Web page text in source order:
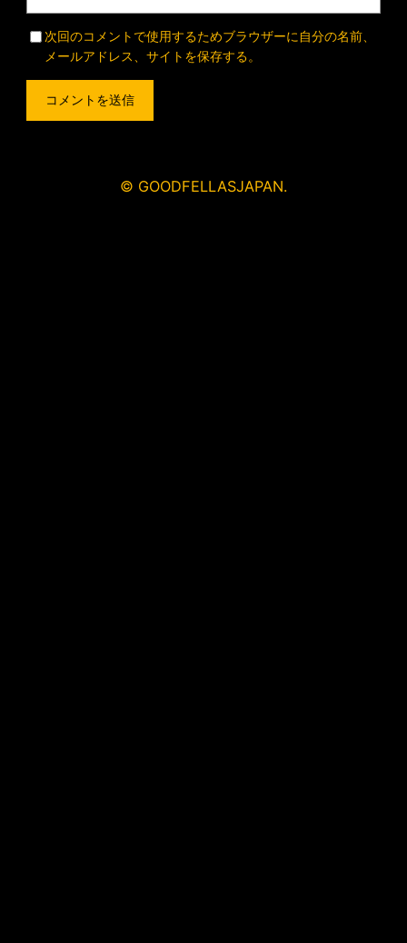
次回のコメントで使用するためブラウザーに自分の名前、
メールアドレス、サイトを保存する。
© GOODFELLASJAPAN.